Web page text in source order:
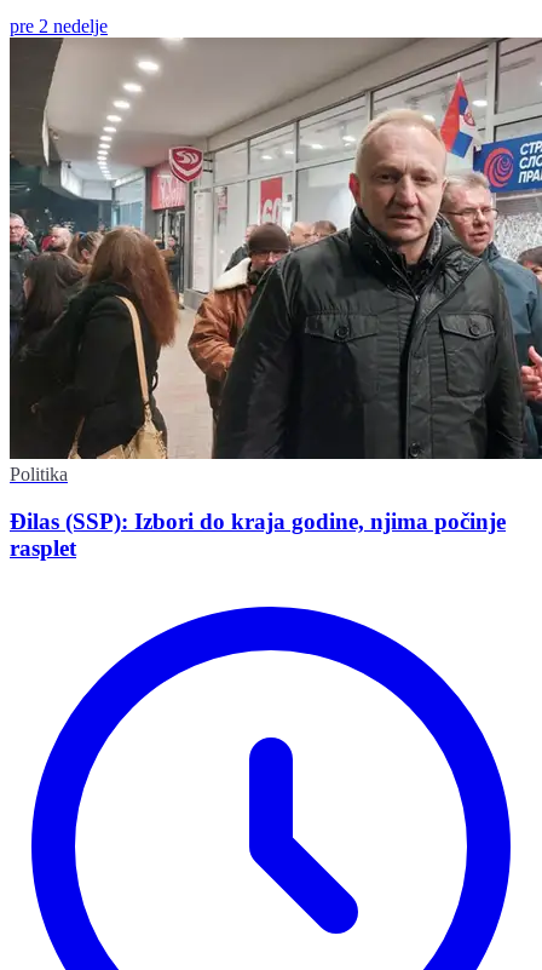
pre 2 nedelje
Politika
Đilas (SSP): Izbori do kraja godine, njima počinje
rasplet